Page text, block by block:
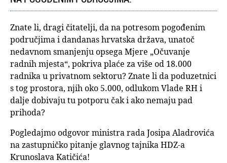
Znate li, dragi čitatelji, da na potresom pogođenim
područjima i dandanas hrvatska država, unatoč
nedavnom smanjenju opsega Mjere „Očuvanje
radnih mjesta“, pokriva plaće za više od 18.000
radnika u privatnom sektoru? Znate li da poduzetnici
s tog prostora, njih oko 5.000, odlukom Vlade RH i
dalje dobivaju tu potporu čak i ako nemaju pad
prihoda?
Pogledajmo odgovor ministra rada Josipa Aladrovića
na zastupničko pitanje glavnog tajnika HDZ-a
Krunoslava Katičića!